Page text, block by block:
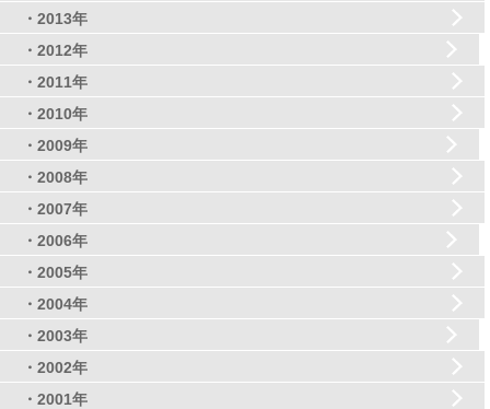
・2013年
・2012年
・2011年
・2010年
・2009年
・2008年
・2007年
・2006年
・2005年
・2004年
・2003年
・2002年
・2001年